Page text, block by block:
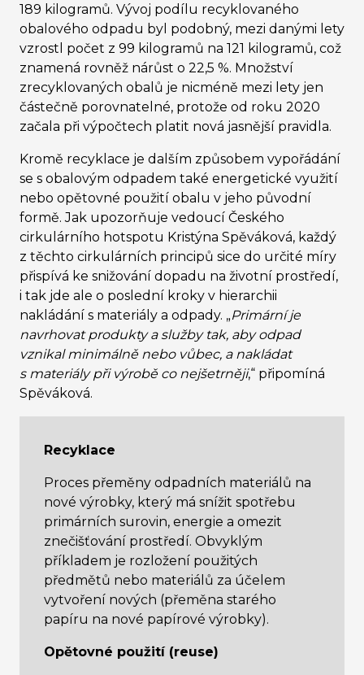
189 kilogramů. Vývoj podílu recyklovaného
obalového odpadu byl podobný, mezi danými lety
vzrostl počet z 99 kilogramů na 121 kilogramů, což
znamená rovněž nárůst o 22,5 %. Množství
zrecyklovaných obalů je nicméně mezi lety jen
částečně porovnatelné, protože od roku 2020
začala při výpočtech platit nová jasnější pravidla.
Kromě recyklace je dalším způsobem vypořádání
se s obalovým odpadem také energetické využití
nebo opětovné použití obalu v jeho původní
formě. Jak upozorňuje vedoucí Českého
cirkulárního hotspotu Kristýna Spěváková, každý
z těchto cirkulárních principů sice do určité míry
přispívá ke snižování dopadu na životní prostředí,
i tak jde ale o poslední kroky v hierarchii
nakládání s materiály a odpady. „Primární je
navrhovat produkty a služby tak, aby odpad
vznikal minimálně nebo vůbec, a nakládat
s materiály při výrobě co nejšetrněji,“ připomíná
Spěváková.
Recyklace
Proces přeměny odpadních materiálů na
nové výrobky, který má snížit spotřebu
primárních surovin, energie a omezit
znečišťování prostředí. Obvyklým
příkladem je rozložení použitých
předmětů nebo materiálů za účelem
vytvoření nových (přeměna starého
papíru na nové papírové výrobky).
Opětovné použití (reuse)